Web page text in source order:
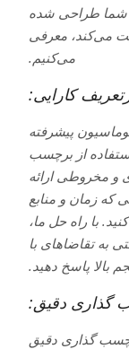
شما طراحی شده
می‌کند، معرفی
می‌کنیم.
کارایی:
پیشرفته
از برچسب
و مخروطی ارائه
که زمان و منابع
با راه حل ما،
به تقاضاهای با
بالا پاسخ دهید.
گذاری دقیق:
گذاری دقیق